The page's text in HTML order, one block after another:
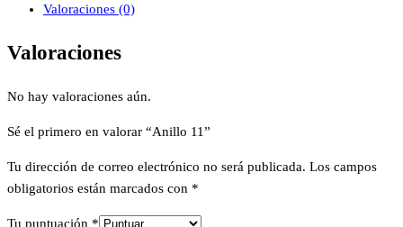
Valoraciones (0)
Valoraciones
No hay valoraciones aún.
Sé el primero en valorar “Anillo 11”
Tu dirección de correo electrónico no será publicada. Los campos
obligatorios están marcados con *
Tu puntuación *